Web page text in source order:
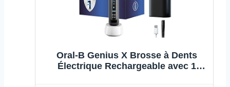
Oral-B Genius X Brosse à Dents
Électrique Rechargeable avec 1